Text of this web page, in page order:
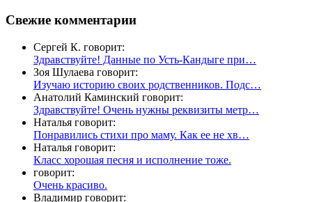
Свежие комментарии
Сергей К. говорит:
Здравствуйте! Данные по Усть-Кандыге при…
Зоя Шулаева говорит:
Изучаю историю своих родственников. Подс…
Анатолий Каминский говорит:
Здравствуйте! Очень нужны реквизиты метр…
Наталья говорит:
Понравились стихи про маму. Как ее не хв…
Наталья говорит:
Класс хорошая песня и исполнение тоже.
говорит:
Очень красиво.
Владимир говорит: